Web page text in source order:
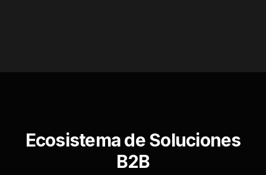
Ecosistema de Soluciones
B2B